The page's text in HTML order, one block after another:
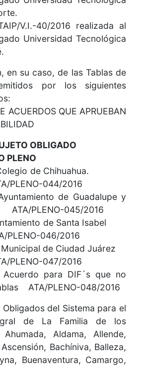
V.I.-40/2016 realizada al
Universidad Tecnológica
su caso, de las Tablas de
por los siguientes
QUE APRUEBAN
OBLIGADO
PLENO
de Chihuahua.
044/2016
de Guadalupe y
PLENO-045/2016
de Santa Isabel
046/2016
de Ciudad Juárez
047/2016
para DIF´s que no
ATA/PLENO-048/2016
del Sistema para el
de La Familia de los
Aldama, Allende,
Bachíniva, Balleza,
Buenaventura, Camargo,